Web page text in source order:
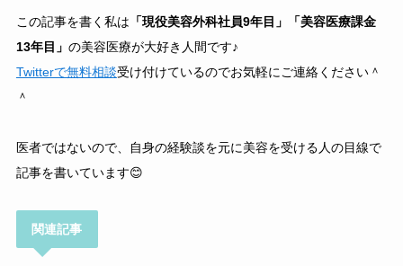
この記事を書く私は 「現役美容外科社員9年目」「美容医療課金
13年目」 の美容医療が大好き人間です♪
Twitterで無料相談受け付けているのでお気軽にご連絡ください＾
＾
医者ではないので、自身の経験談を元に美容を受ける人の目線で
記事を書いています😊
関連記事